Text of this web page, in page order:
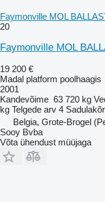
Faymonville MOL
20
Faymonville MOL
19 200 €
Madal platform poolhaagis
2001
Kandevõime 63 720 kg
kg Telgede arv 4
Belgia, Grote-Brogel
Sooy Bvba
Võta ühendust müüjaga